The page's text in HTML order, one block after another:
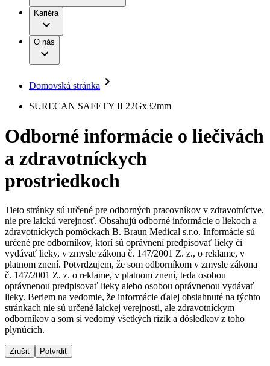
Terapie
Kontinencia a urológia
Liečba bolesti
Miniinvazívna chirurgia
Nutričná terapia
Onkológia
Ortopédia
Prevencia a kontrola infekcií
Spinálna chirurgia
Starostlivosť o rany
Uzatváranie rán
Riešenia
Terapie
B. Braun Avitum
Ochorenia
Služby pre pacientov
Dialyzačné strediská
B. Braun Avitum poskytuje kvalitnú dialyzačnú starostlivosť
vo všetkých svojich strediskách na Slovensku. Viac
informácií nájdete na stránke jednotlivých stredísk.
Práca a kariéra
Naša kultúra
Vaša príležitosť
Nájdite si prácu u nás​
Objavte svoje kariérne príležitosti ​v B. Braun. Vyhľadajte náš
trh práce​ pre zaujímavé pozície na Slovensku.​
Zodpovednosť
Médiá
Tlačové správy
Kontakt
Kontaktný formulár
Spoločnosť
Médiá
Kontakt
Kariéra
O nás
Domovská stránka
SURECAN SAFETY II 22Gx32mm
Odborné informácie o liečivách
a zdravotníckych
prostriedkoch
Tieto stránky sú určené pre odborných pracovníkov v zdravotníctve,
nie pre laickú verejnosť. Obsahujú odborné informácie o liekoch a
zdravotníckych pomôckach B. Braun Medical s.r.o. Informácie sú
určené pre odborníkov, ktorí sú oprávnení predpisovať lieky či
vydávať lieky, v zmysle zákona č. 147/2001 Z. z., o reklame, v
platnom znení. Potvrdzujem, že som odborníkom v zmysle zákona
č. 147/2001 Z. z. o reklame, v platnom znení, teda osobou
oprávnenou predpisovať lieky alebo osobou oprávnenou vydávať
lieky. Beriem na vedomie, že informácie ďalej obsiahnuté na týchto
stránkach nie sú určené laickej verejnosti, ale zdravotníckym
odborníkov a som si vedomý všetkých rizík a dôsledkov z toho
plynúcich.
Zrušiť Potvrdiť